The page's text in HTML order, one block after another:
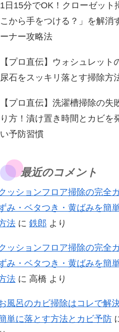
1日15分でOK！クローゼット
こから手をつける？」を解消
ーナー攻略法
【プロ直伝】ウォシュレット
尿石をスッキリ落とす掃除方
【プロ直伝】洗濯槽掃除の失
り方！漬け置き時間とカビを
い予防習慣
最近のコメント
ッションフロア掃除の完全
み・ベタつき・黄ばみを簡
法 に 鉄郎 より
ッションフロア掃除の完全
み・ベタつき・黄ばみを簡
法 に 高橋 より
風呂のカビ掃除はコレで解
単に落とす方法とカビ予防